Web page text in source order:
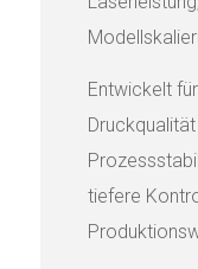
Entwickelt
tiefere